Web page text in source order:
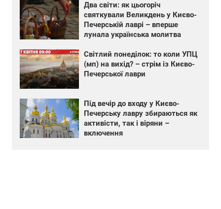
Два світи: як цьогоріч
святкували Великдень у Києво-
Печерській лаврі – вперше
лунала українська молитва
Світлий понеділок: то коли УПЦ
(мп) на вихід? – стрім із Києво-
Печерської лаври
Під вечір до входу у Києво-
Печерську лавру збираються як
активісти, так і віряни –
включення